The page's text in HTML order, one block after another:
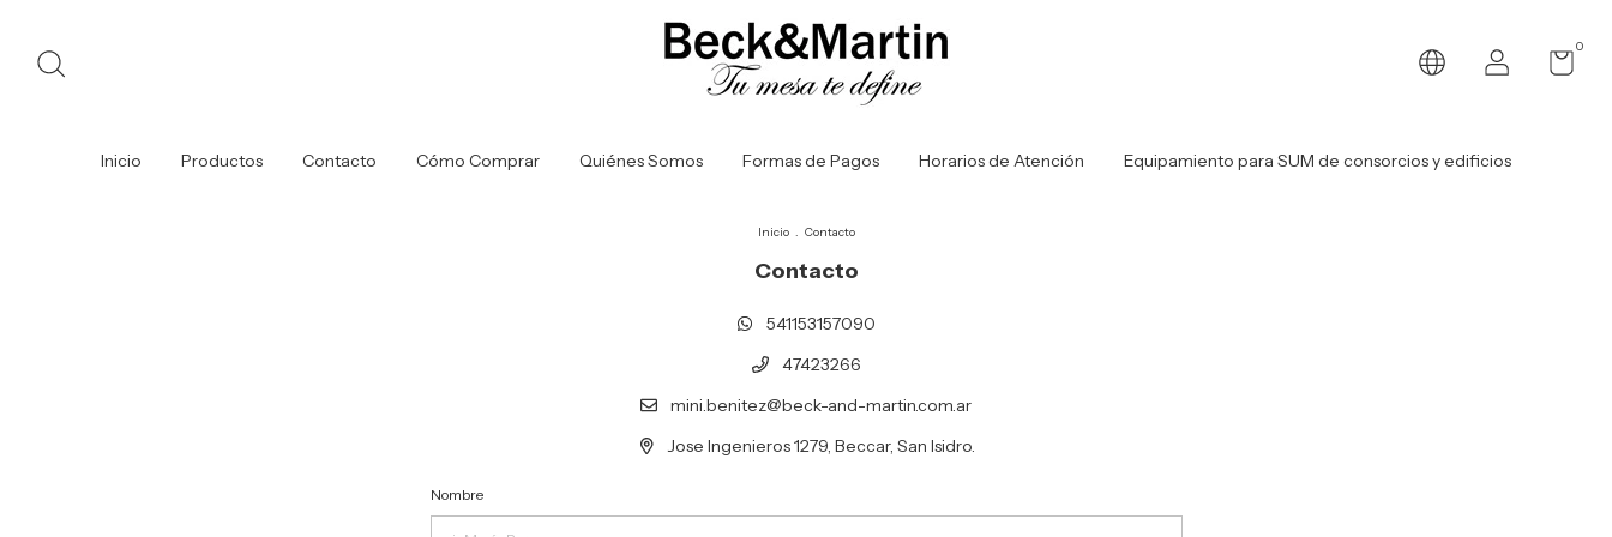
0
Inicio Productos Contacto Cómo Comprar Quiénes Somos Formas de Pagos Horarios de Atención Equipamiento para SUM de consorcios y edificios
Inicio . Contacto
Contacto
541153157090
47423266
mini.benitez@beck-and-martin.com.ar
Jose Ingenieros 1279, Beccar, San Isidro.
Nombre